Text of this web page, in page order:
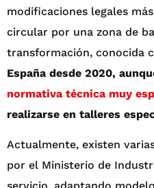
modificaciones legales
circular por una zona de
transformación, conocida
España desde 2020,
normativa técnica muy
realizarse en talleres
Actualmente, existen
por el Ministerio de